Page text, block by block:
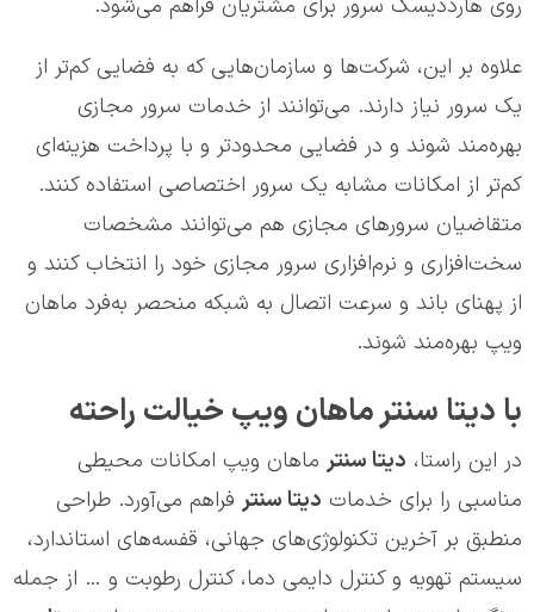
علاوه بر این، شرکت‌ها و سازمان‌هایی که به فضایی کم‌تر از
یک سرور نیاز دارند. می‌توانند از خدمات سرور مجازی
بهره‌مند شوند و در فضایی محدودتر و با پرداخت هزینه‌ای
کم‌تر از امکانات مشابه یک سرور اختصاصی استفاده کنند.
متقاضیان سرورهای مجازی هم می‌توانند مشخصات
سخت‌افزاری و نرم‌افزاری سرور مجازی خود را انتخاب کنند و
از پهنای باند و سرعت اتصال به شبکه منحصر به‌فرد ماهان
ویپ بهره‌مند شوند.
با دیتا سنتر ماهان ویپ خیالت راحته
در این راستا، دیتا سنتر ماهان ویپ امکانات محیطی
مناسبی را برای خدمات دیتا سنتر فراهم می‌آورد. طراحی
منطبق بر آخرین تکنولوژی‌های جهانی، قفسه‌های استاندارد،
سیستم تهویه و کنترل دایمی دما، کنترل رطوبت و … از جمله